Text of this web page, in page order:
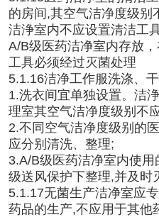
的房间,其空气洁净度级别
洁浄室内不应设置清洁工
A/B级医药洁净室内存放
工具必须经过灭菌处理
5.1.16洁净工作服洗涤、
1.洗衣间宜单独设置。洁
理室其空气洁净度级别不
2.不同空气洁净度级别的
应分别清洗、整理;
3.A/B级医药洁净室内使
级送风保护下整理,并及时
5.1.17无菌生产洁净室应
药品的生产,不应用于其他